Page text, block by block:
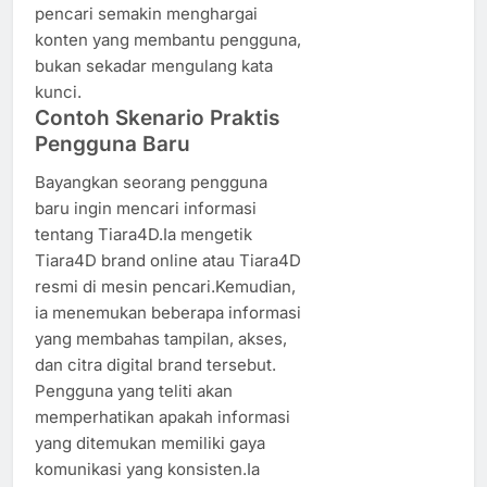
pencari semakin menghargai
konten yang membantu pengguna,
bukan sekadar mengulang kata
kunci.
Contoh Skenario Praktis
Pengguna Baru
Bayangkan seorang pengguna
baru ingin mencari informasi
tentang Tiara4D.Ia mengetik
Tiara4D brand online atau Tiara4D
resmi di mesin pencari.Kemudian,
ia menemukan beberapa informasi
yang membahas tampilan, akses,
dan citra digital brand tersebut.
Pengguna yang teliti akan
memperhatikan apakah informasi
yang ditemukan memiliki gaya
komunikasi yang konsisten.Ia